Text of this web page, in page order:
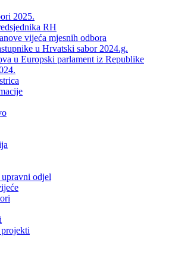
2025.
RH
vijeća mjesnih odbora
u Hrvatski sabor 2024.g.
u Europski parlament iz Republike
odjel